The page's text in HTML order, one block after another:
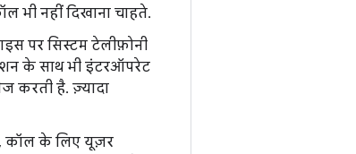
भी नहीं दिखाना चाहते.
पर सिस्टम टेलीफ़ोनी
के साथ भी इंटरऑपरेट
करती है. ज़्यादा
कॉल के लिए यूज़र